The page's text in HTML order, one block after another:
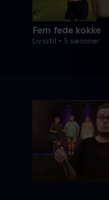
Fem fede kokke
Livsstil • 5 sæsoner